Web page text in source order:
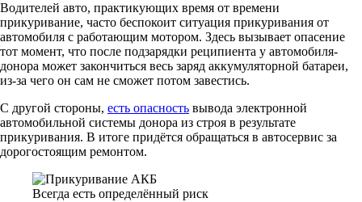
Водителей авто, практикующих время от времени
прикуривание, часто беспокоит ситуация прикуривания от
автомобиля с работающим мотором. Здесь вызывает опасение
тот момент, что после подзарядки реципиента у автомобиля-
донора может закончиться весь заряд аккумуляторной батареи,
из-за чего он сам не сможет потом завестись.
С другой стороны, есть опасность вывода электронной
автомобильной системы донора из строя в результате
прикуривания. В итоге придётся обращаться в автосервис за
дорогостоящим ремонтом.
Всегда есть определённый риск